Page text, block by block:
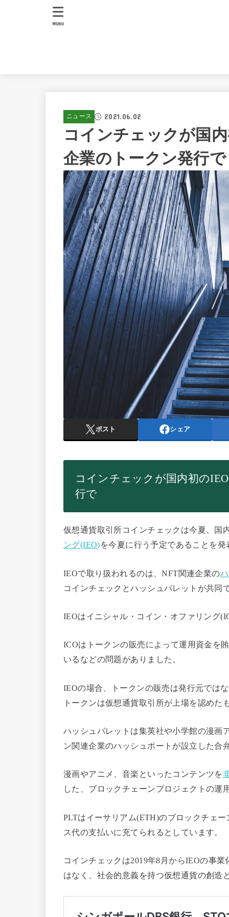
MENU
ニュース 2021.06.02
コインチェックが国
企業のトークン発行で
ポスト シェア
コインチェックが国内初の
行で
仮想通貨取引所コインチェックは今夏、国
ング(IEO)を今夏に行う予定であることを発
IEOで取り扱われるのは、NFT関連企業の
コインチェックとハッシュパレットが共同
IEOはイニシャル・コイン・オファリング
ICOはトークンの販売によって運用資金を
いるなどの問題がありました。
IEOの場合、トークンの販売は発行元では
トークンは仮想通貨取引所が上場を認め
ハッシュパレットは集英社や小学館の漫画
ン関連企業のハッシュポートが設立した合
漫画やアニメ、音楽といったコンテンツを
した、ブロックチェーンプロジェクトの運
PLTはイーサリアム(ETH)のブロックチェ
ス代の支払いに充てられるとしています。
コインチェックは2019年8月からIEOの事
はなく、社会的意義を持つ仮想通貨の創造